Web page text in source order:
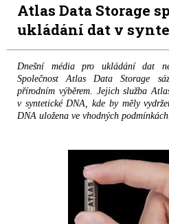
Atlas Data Storage
ukládání dat v
Dnešní média pro ukládání dat
Společnost Atlas Data Storage
přírodním výběrem. Jejich služba
v syntetické DNA, kde by měly
DNA uložena ve vhodných podmínkách.